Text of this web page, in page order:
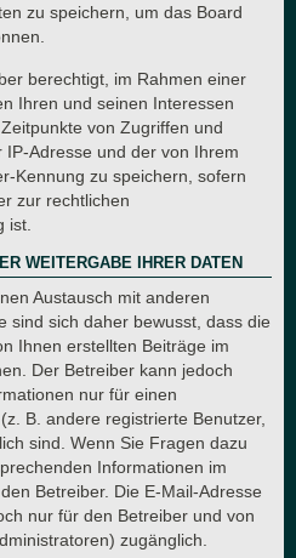
zu speichern, um das Board
berechtigt, im Rahmen einer
Ihren und seinen Interessen
von Zugriffen und
Adresse und der von Ihrem
Kennung zu speichern, sofern
zur rechtlichen
ist.
WEITERGABE IHRER DATEN
Austausch mit anderen
sind sich daher bewusst, dass die
Ihnen erstellten Beiträge im
Der Betreiber kann jedoch
nur für einen
B. andere registrierte Benutzer,
sind. Wenn Sie Fragen dazu
Informationen im
Betreiber. Die E-Mail-Adresse
nur für den Betreiber und von
zugänglich.